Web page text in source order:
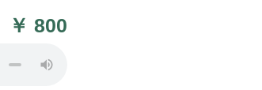
￥ 800